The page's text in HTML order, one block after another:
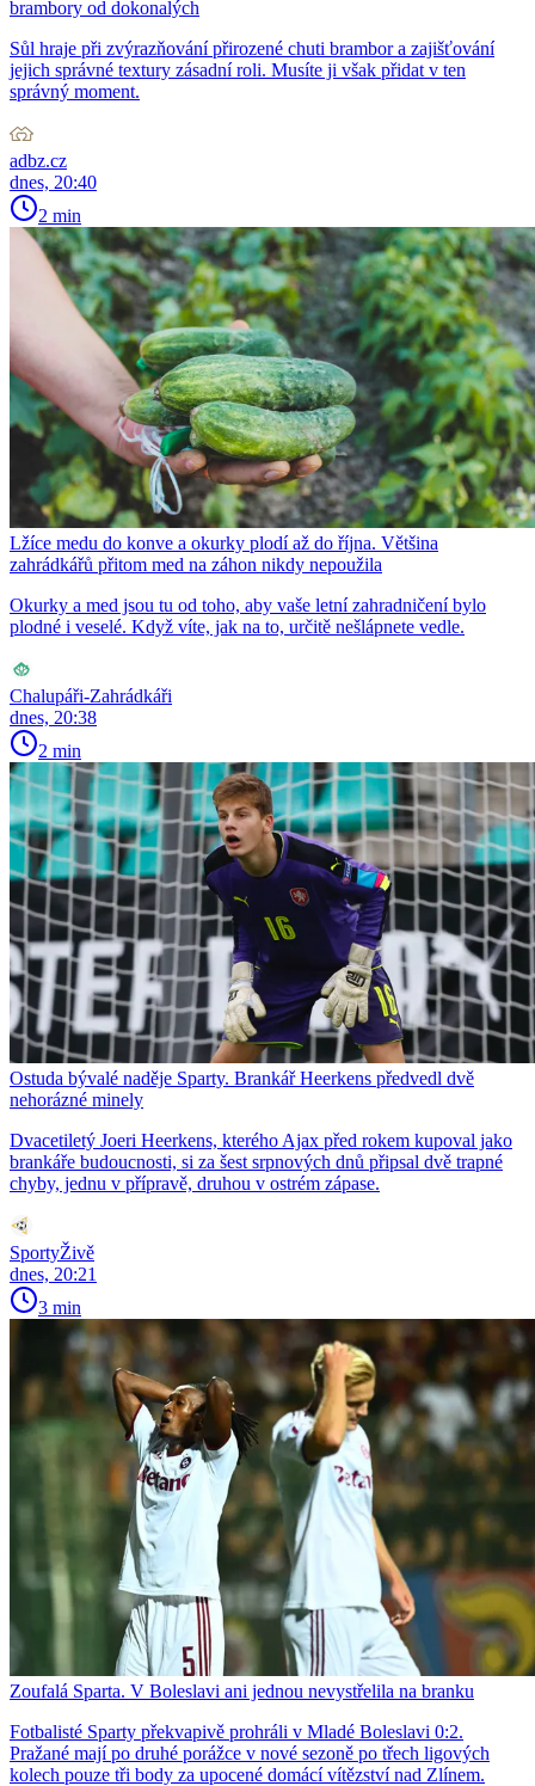
brambory od dokonalých
Sůl hraje při zvýrazňování přirozené chuti brambor a zajišťování
jejich správné textury zásadní roli. Musíte ji však přidat v ten
správný moment.
adbz.cz
dnes, 20:40
2 min
Lžíce medu do konve a okurky plodí až do října. Většina
zahrádkářů přitom med na záhon nikdy nepoužila
Okurky a med jsou tu od toho, aby vaše letní zahradničení bylo
plodné i veselé. Když víte, jak na to, určitě nešlápnete vedle.
Chalupáři-Zahrádkáři
dnes, 20:38
2 min
Ostuda bývalé naděje Sparty. Brankář Heerkens předvedl dvě
nehorázné minely
Dvacetiletý Joeri Heerkens, kterého Ajax před rokem kupoval jako
brankáře budoucnosti, si za šest srpnových dnů připsal dvě trapné
chyby, jednu v přípravě, druhou v ostrém zápase.
SportyŽivě
dnes, 20:21
3 min
Zoufalá Sparta. V Boleslavi ani jednou nevystřelila na branku
Fotbalisté Sparty překvapivě prohráli v Mladé Boleslavi 0:2.
Pražané mají po druhé porážce v nové sezoně po třech ligových
kolech pouze tři body za upocené domácí vítězství nad Zlínem.